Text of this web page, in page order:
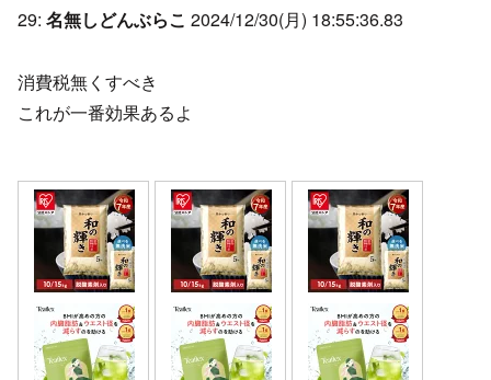
29: 名無しどんぶらこ 2024/12/30(月) 18:55:36.83
消費税無くすべき
これが一番効果あるよ